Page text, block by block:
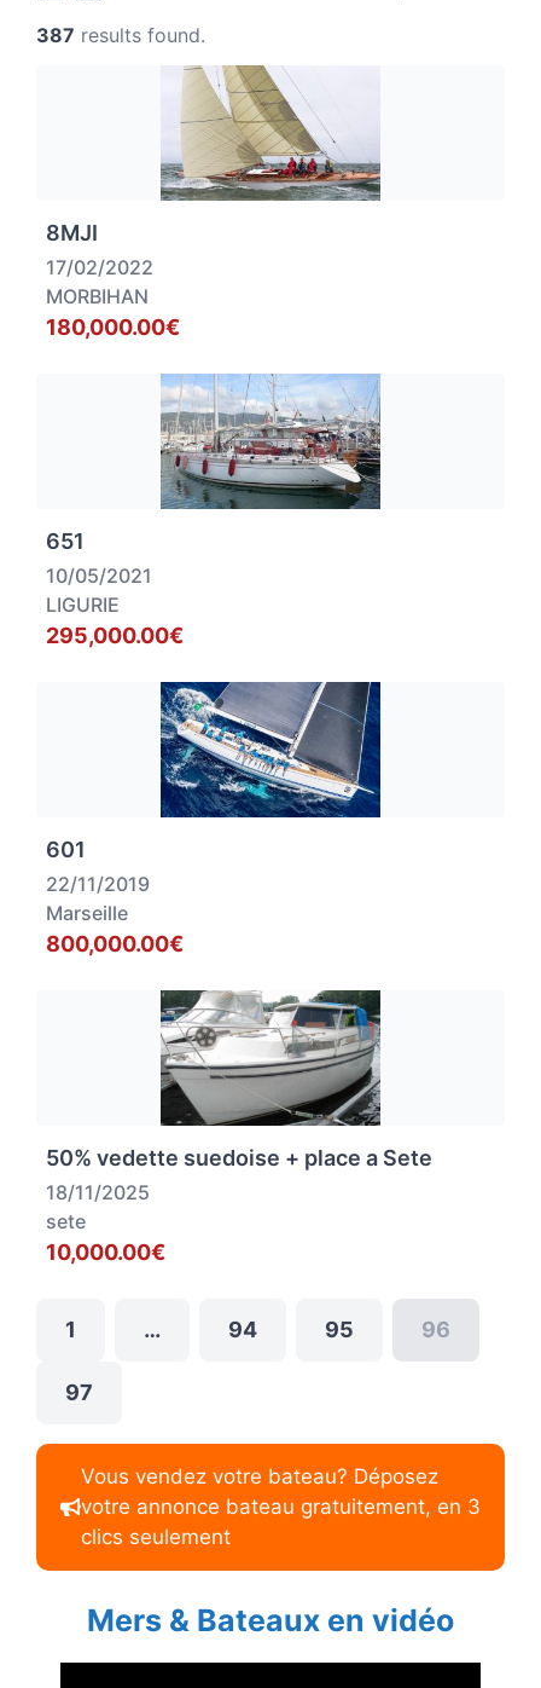
387 results found.
8MJI
17/02/2022
MORBIHAN
180,000.00€
651
10/05/2021
LIGURIE
295,000.00€
601
22/11/2019
Marseille
800,000.00€
50% vedette suedoise + place a Sete
18/11/2025
sete
10,000.00€
1 … 94 95 96
97
Vous vendez votre bateau? Déposez
votre annonce bateau gratuitement, en 3
clics seulement
Mers & Bateaux en vidéo